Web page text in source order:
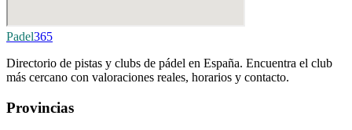
Padel365
Directorio de pistas y clubs de pádel en España. Encuentra el club
más cercano con valoraciones reales, horarios y contacto.
Provincias